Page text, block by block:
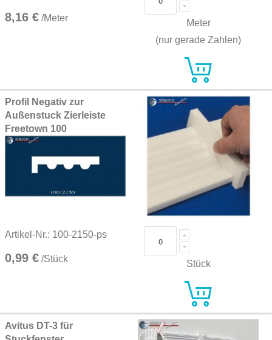
8,16 € /Meter
Meter
(nur gerade Zahlen)
Profil Negativ zur
Außenstuck Zierleiste
Freetown 100
Artikel-Nr.: 100-2150-ps
0,99 € /Stück Stück
Avitus DT-3 für